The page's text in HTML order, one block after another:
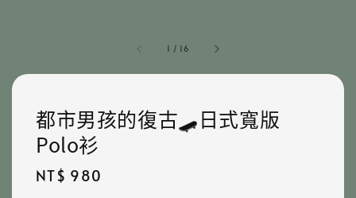
1 / 16
都市男孩的復古🛹日式寬版
Polo衫
Regular
NT$ 980